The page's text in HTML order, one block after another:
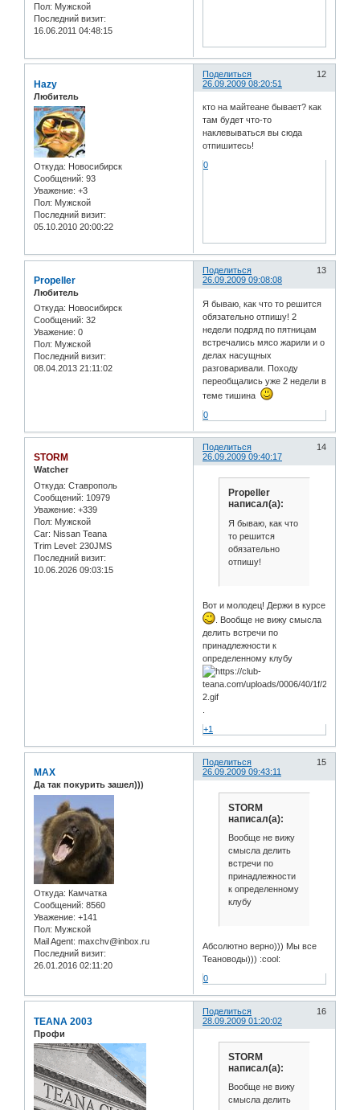
Пол: Мужской
Последний визит:
16.06.2011 04:48:15
Поделиться
12
26.09.2009 08:20:51
Hazy
Любитель
Откуда: Новосибирск
Сообщений: 93
Уважение: +3
Пол: Мужской
Последний визит:
05.10.2010 20:00:22
кто на майтеане бывает? как
там будет что-то
наклевываться вы сюда
отпишитесь!
0
Поделиться
13
26.09.2009 09:08:08
Propeller
Любитель
Откуда: Новосибирск
Сообщений: 32
Уважение: 0
Пол: Мужской
Последний визит:
08.04.2013 21:11:02
Я бываю, как что то решится
обязательно отпишу! 2
недели подряд по пятницам
встречались мясо жарили и о
делах насущных
разговаривали. Походу
переобщались уже 2 недели в
теме тишина
0
Поделиться
14
26.09.2009 09:40:17
STORM
Watcher
Откуда: Ставрополь
Сообщений: 10979
Уважение: +339
Пол: Мужской
Car: Nissan Teana
Trim Level: 230JMS
Последний визит:
10.06.2026 09:03:15
Propeller
написал(а):
Я бываю, как что
то решится
обязательно
отпишу!
Вот и молодец! Держи в курсе
. Вообще не вижу смысла
делить встречи по
принадлежности к
определенному клубу
+1
Поделиться
15
26.09.2009 09:43:11
MAX
Да так покурить зашел)))
Откуда: Камчатка
Сообщений: 8560
Уважение: +141
Пол: Мужской
Mail Agent: maxchv@inbox.ru
Последний визит:
26.01.2016 02:11:20
STORM
написал(а):
Вообще не вижу
смысла делить
встречи по
принадлежности
к определенному
клубу
Абсолютно верно))) Мы все
Теановоды))) :cool:
0
Поделиться
16
28.09.2009 01:20:02
TEANA 2003
Профи
STORM
написал(а):
Вообще не вижу
смысла делить